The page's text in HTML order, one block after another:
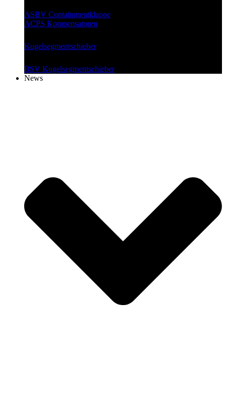
ASBV Containmentklappe
ACPS Kompensatoren
Kugelsegmentschieber
BSV Kugelsegmentschieber
News